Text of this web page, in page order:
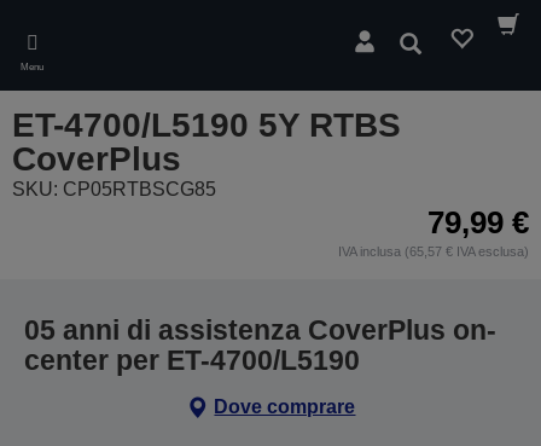
main
content
Menu
Cerca
ET-4700/L5190 5Y RTBS
CoverPlus
SKU: CP05RTBSCG85
79,99 €
IVA inclusa (65,57 € IVA esclusa)
05 anni di assistenza CoverPlus on-
center per ET-4700/L5190
Dove comprare